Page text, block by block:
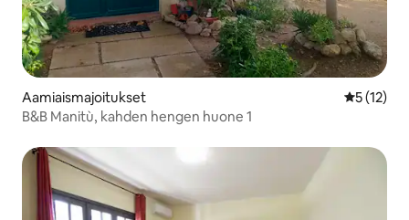
Aamiaismajoitukset
5 (12)
B&B Manitù, kahden hengen huone 1